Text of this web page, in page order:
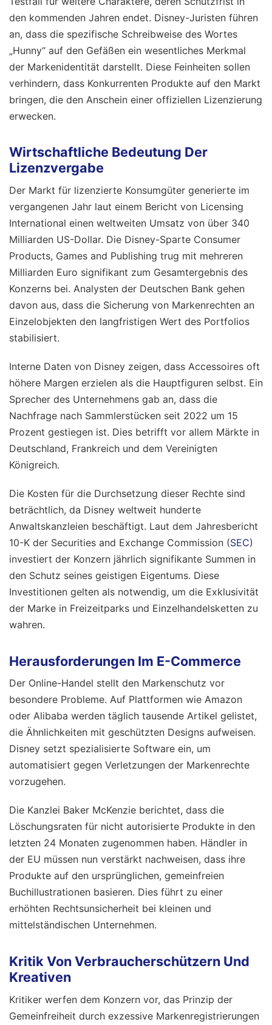
den kommenden Jahren endet. Disney-Juristen führen
an, dass die spezifische Schreibweise des Wortes
„Hunny“ auf den Gefäßen ein wesentliches Merkmal
der Markenidentität darstellt. Diese Feinheiten sollen
verhindern, dass Konkurrenten Produkte auf den Markt
bringen, die den Anschein einer offiziellen Lizenzierung
erwecken.
Wirtschaftliche Bedeutung Der
Lizenzvergabe
Der Markt für lizenzierte Konsumgüter generierte im
vergangenen Jahr laut einem Bericht von Licensing
International einen weltweiten Umsatz von über 340
Milliarden US-Dollar. Die Disney-Sparte Consumer
Products, Games and Publishing trug mit mehreren
Milliarden Euro signifikant zum Gesamtergebnis des
Konzerns bei. Analysten der Deutschen Bank gehen
davon aus, dass die Sicherung von Markenrechten an
Einzelobjekten den langfristigen Wert des Portfolios
stabilisiert.
Interne Daten von Disney zeigen, dass Accessoires oft
höhere Margen erzielen als die Hauptfiguren selbst. Ein
Sprecher des Unternehmens gab an, dass die
Nachfrage nach Sammlerstücken seit 2022 um 15
Prozent gestiegen ist. Dies betrifft vor allem Märkte in
Deutschland, Frankreich und dem Vereinigten
Königreich.
Die Kosten für die Durchsetzung dieser Rechte sind
beträchtlich, da Disney weltweit hunderte
Anwaltskanzleien beschäftigt. Laut dem Jahresbericht
10-K der Securities and Exchange Commission (SEC)
investiert der Konzern jährlich signifikante Summen in
den Schutz seines geistigen Eigentums. Diese
Investitionen gelten als notwendig, um die Exklusivität
der Marke in Freizeitparks und Einzelhandelsketten zu
wahren.
Herausforderungen Im E-Commerce
Der Online-Handel stellt den Markenschutz vor
besondere Probleme. Auf Plattformen wie Amazon
oder Alibaba werden täglich tausende Artikel gelistet,
die Ähnlichkeiten mit geschützten Designs aufweisen.
Disney setzt spezialisierte Software ein, um
automatisiert gegen Verletzungen der Markenrechte
vorzugehen.
Die Kanzlei Baker McKenzie berichtet, dass die
Löschungsraten für nicht autorisierte Produkte in den
letzten 24 Monaten zugenommen haben. Händler in
der EU müssen nun verstärkt nachweisen, dass ihre
Produkte auf den ursprünglichen, gemeinfreien
Buchillustrationen basieren. Dies führt zu einer
erhöhten Rechtsunsicherheit bei kleinen und
mittelständischen Unternehmen.
Kritik Von Verbraucherschützern Und
Kreativen
Kritiker werfen dem Konzern vor, das Prinzip der
Gemeinfreiheit durch exzessive Markenregistrierungen